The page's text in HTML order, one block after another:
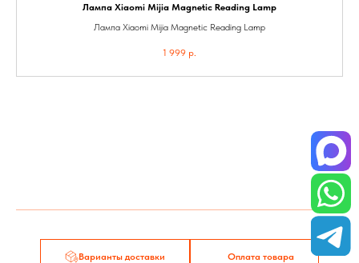
Лампа Xiaomi Mijia Magnetic Reading Lamp
Лампа Xiaomi Mijia Magnetic Reading Lamp
1 999 р.
Варианты доставки Оплата товара
Made on Tilda